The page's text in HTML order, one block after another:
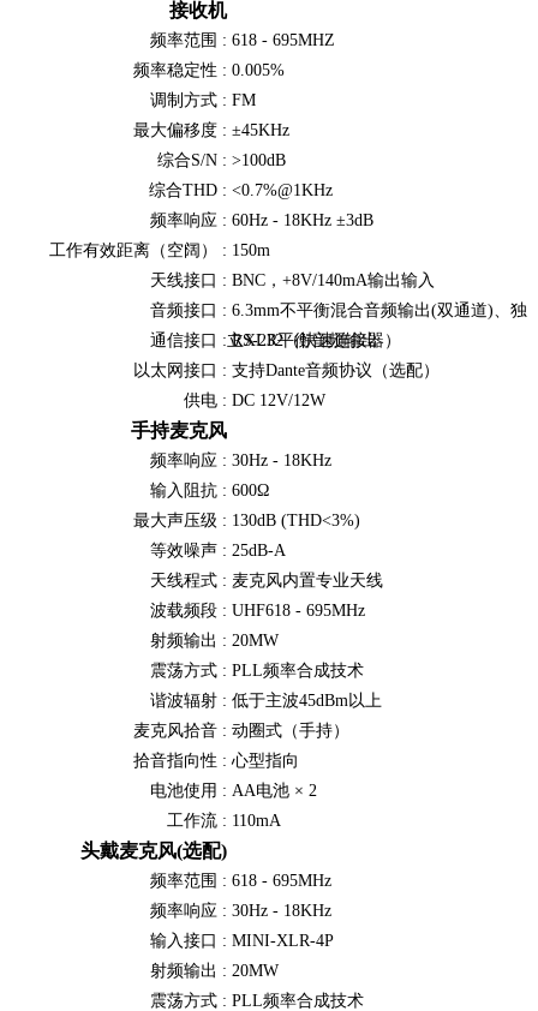
接收机
频率范围 : 618 - 695MHZ
频率稳定性 : 0.005%
调制方式 : FM
最大偏移度 : ±45KHz
综合S/N : >100dB
综合THD : <0.7%@1KHz
频率响应 : 60Hz - 18KHz ±3dB
工作有效距离（空阔） : 150m
天线接口 : BNC，+8V/140mA输出输入
音频接口 : 6.3mm不平衡混合音频输出(双通道)、独
立XLR平衡音频输出
通信接口 :RS-232（快速连接器）
以太网接口 : 支持Dante音频协议（选配）
供电 : DC 12V/12W
手持麦克风
频率响应 : 30Hz - 18KHz
输入阻抗 : 600Ω
最大声压级 : 130dB (THD<3%)
等效噪声 : 25dB-A
天线程式 : 麦克风内置专业天线
波载频段 : UHF618 - 695MHz
射频输出 : 20MW
震荡方式 : PLL频率合成技术
谐波辐射 : 低于主波45dBm以上
麦克风拾音 : 动圈式（手持）
拾音指向性 : 心型指向
电池使用 : AA电池 × 2
工作流 : 110mA
头戴麦克风(选配)
频率范围 : 618 - 695MHz
频率响应 : 30Hz - 18KHz
输入接口 : MINI-XLR-4P
射频输出 : 20MW
震荡方式 : PLL频率合成技术